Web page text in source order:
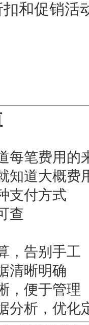
和促销活
每笔费用的
知道大概费
支付方式
查
，告别手工
清晰明确
，便于管理
分析，优化